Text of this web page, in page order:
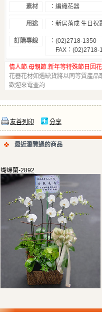
素材 ：編織花器
用途 ：新居落成 生日祝
訂購專線 ：(02)2718-1350
FAX ：(02)2718-
情人節.母親節.新年等特殊節日因
花器花材如遇缺貨將以同等質產品
歡迎來電查詢
友善列印 分享
最近瀏覽過的商品
蝴蝶蘭-2892